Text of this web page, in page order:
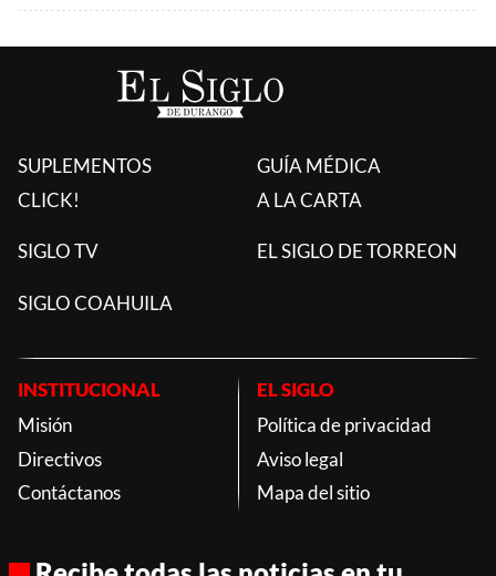
SUPLEMENTOS
CLICK!
GUÍA MÉDICA
A LA CARTA
SIGLO TV EL SIGLO DE TORREON
SIGLO COAHUILA
INSTITUCIONAL
Misión
Directivos
Contáctanos
EL SIGLO
Política de privacidad
Aviso legal
Mapa del sitio